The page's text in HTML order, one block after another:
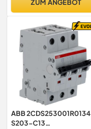
Haus & Werkstatt, IP42
ABB 2CDS253001R0134
S203-C13